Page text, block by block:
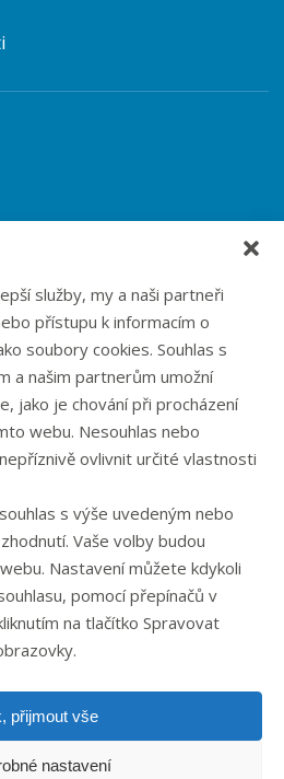
služby, my a naši partneři
přístupu k informacím o
soubory cookies. Souhlas s
a našim partnerům umožní
jako je chování při procházení
webu. Nesouhlas nebo
ovlivnit určité vlastnosti
s výše uvedeným nebo
Vaše volby budou
Nastavení můžete kdykoli
pomocí přepínačů v
na tlačítko Spravovat
přijmout vše
nastavení